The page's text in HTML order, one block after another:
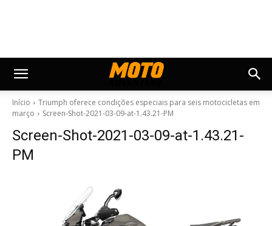
Início
Triumph oferece condições especiais para seis motocicletas em
março
Screen-Shot-2021-03-09-at-1.43.21-PM
Screen-Shot-2021-03-09-at-1.43.21-
PM